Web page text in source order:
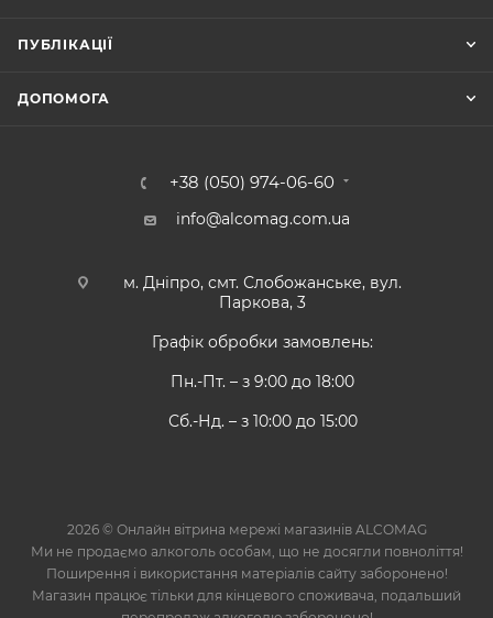
ПУБЛІКАЦІЇ
ДОПОМОГА
+38 (050) 974-06-60
info@alcomag.com.ua
м. Дніпро, смт. Слобожанське, вул.
Паркова, 3
Графік обробки замовлень:
Пн.-Пт. – з 9:00 до 18:00
Сб.-Нд. – з 10:00 до 15:00
2026 © Онлайн вітрина мережі магазинів ALCOMAG
Ми не продаємо алкоголь особам, що не досягли повноліття!
Поширення і використання матеріалів сайту заборонено!
Магазин працює тільки для кінцевого споживача, подальший